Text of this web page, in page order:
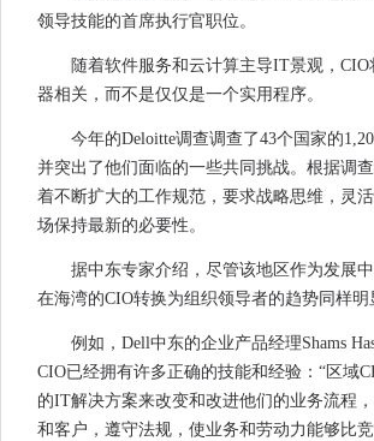
领导技能的首席执行官职位。
随着软件服务和云计算主导IT景观，
器相关，而不是仅仅是一个实用程序。
今年的Deloitte调查调查了43个国家的
并突出了他们面临的一些共同挑战。根据调
着不断扩大的工作规范，要求战略思维，灵
场保持最新的必要性。
据中东专家介绍，尽管该地区作为发展
在海湾的CIO转换为组织领导者的趋势同样明
例如，Dell中东的企业产品经理Shams
CIO已经拥有许多正确的技能和经验：“区域
的IT解决方案来改变和改进他们的业务流程
和客户，遵守法规，使业务和劳动力能够比